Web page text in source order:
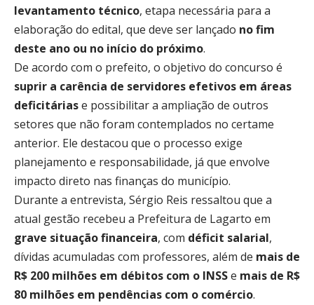
levantamento técnico, etapa necessária para a
elaboração do edital, que deve ser lançado no fim
deste ano ou no início do próximo.
De acordo com o prefeito, o objetivo do concurso é
suprir a carência de servidores efetivos em áreas
deficitáriase possibilitar a ampliação de outros
setores que não foram contemplados no certame
anterior. Ele destacou que o processo exige
planejamento e responsabilidade, já que envolve
impacto direto nas finanças do município.
Durante a entrevista, Sérgio Reis ressaltou que a
atual gestão recebeu a Prefeitura de Lagarto em
grave situação financeira, com déficit salarial,
dívidas acumuladas com professores, além de mais de
R$ 200 milhões em débitos com o INSSe mais de R$
80 milhões em pendências com o comércio.